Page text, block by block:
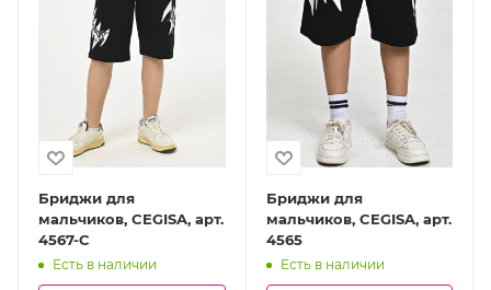
Бриджи для
мальчиков, CEGISA, арт.
4567-C
Есть в наличии
Бриджи для
мальчиков, CEGISA, арт.
4565
Есть в наличии